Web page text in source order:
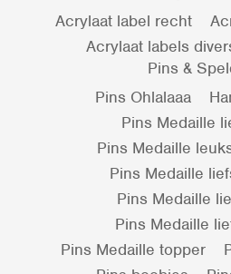
Acrylaat label recht
Acrylaat labels
Pins &
Pins Ohlalaaa
Pins Medaille
Pins Medaille
Pins Medaille
Pins Medaille
Pins Medaille
Pins Medaille topper